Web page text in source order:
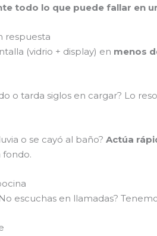
todo lo que puede fallar en
respuesta
(vidrio + display) en menos
o tarda siglos en cargar? Lo
o se cayó al baño? Actúa
fondo.
escuchas en llamadas?